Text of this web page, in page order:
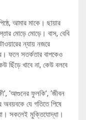
আমার মাকে। ছায়ার
মোড়ে মোড়ে। বাস, বেবি
ন্যায় নজরে
ফলে সতর্কতার বাপকেও
ছিঁড়ে খাবে না, কেউ বলবে
‘আগুনের ফুলকি’, ‘জীবন
অবয়বকে যে গতিতে পিষে
সকলেই মুক্তিযোদ্ধা।